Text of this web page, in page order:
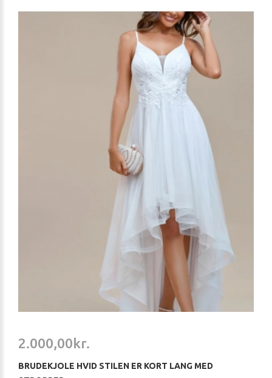
2.000,00kr.
BRUDEKJOLE HVID STILEN ER KORT LANG MED